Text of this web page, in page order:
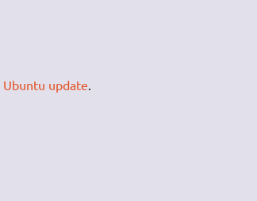
Ubuntu update.